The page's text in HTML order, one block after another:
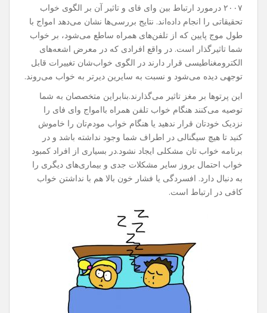
۲۰۰۷ درمورد ارتباط بین وای فای و تاثیر آن بر الگوی خواب
تحقیقاتی را انجام داده‌اند. نتایج بررسی‌ها نشان می‌دهد امواج با
طول موج پایین که از تلفن‌های همراه ساطع می‌شود، بر خواب
شما تاثیرگذار است. در واقع افرادی که در معرض اشعه‌های
الکترومغناطیسی قرار دارند در الگوی خواب‌شان تغییرات قابل
توجهی دیده می‌شود و نسبت به سایرین دیرتر به خواب می‌روند.
این پرتوها بر مغز تاثیر می‌گذارند.بنابراین متخصصان به شما
توصیه می‌کنند هنگام خواب تلفن همراه باامواج وای فای را
نزدیک خودتان قرار ندهید یا هنگام خواب مودم‌تان را خاموش
کنید تا هیچ سیگنالی در اطراف شما وجود نداشته باشد و در
برنامه خواب تان مشکلی ایجاد نشود.در بسیاری از افراد کمبود
خواب احتمال بروز سایر مشکلات جدی و بیماری‌های دیگری را
به دنبال دارد. افسردگی یا فشار خون بالا هم با نداشتن خواب
کافی در ارتباط است.